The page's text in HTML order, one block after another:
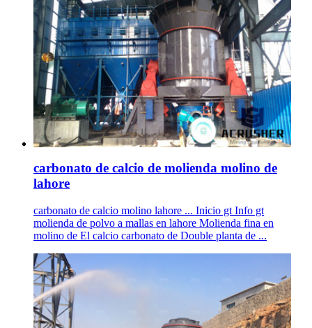
carbonato de calcio de molienda molino de
lahore
carbonato de calcio molino lahore ... Inicio gt Info gt
molienda de polvo a mallas en lahore Molienda fina en
molino de El calcio carbonato de Double planta de ...